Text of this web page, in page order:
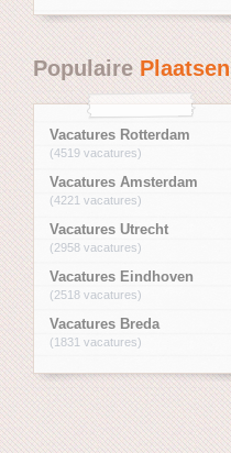
PopulairePlaatsen
Vacatures Rotterdam
(4519 vacatures)
Vacatures Amsterdam
(4221 vacatures)
Vacatures Utrecht
(2958 vacatures)
Vacatures Eindhoven
(2518 vacatures)
Vacatures Breda
(1831 vacatures)